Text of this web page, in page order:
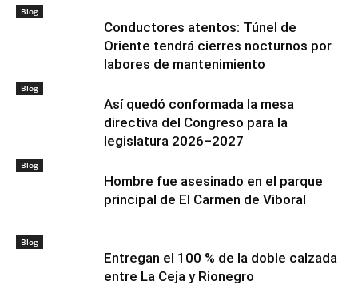
Blog
Conductores atentos: Túnel de
Oriente tendrá cierres nocturnos por
labores de mantenimiento
Blog
Así quedó conformada la mesa
directiva del Congreso para la
legislatura 2026–2027
Blog
Hombre fue asesinado en el parque
principal de El Carmen de Viboral
Blog
Entregan el 100 % de la doble calzada
entre La Ceja y Rionegro